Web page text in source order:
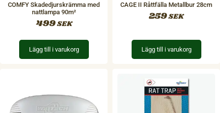
COMFY Skadedjurskrämma med
nattlampa 90m²
499SEK
Lägg till i varukorg
CAGE II Råttfälla Metallbur 28cm
259SEK
Lägg till i varukorg